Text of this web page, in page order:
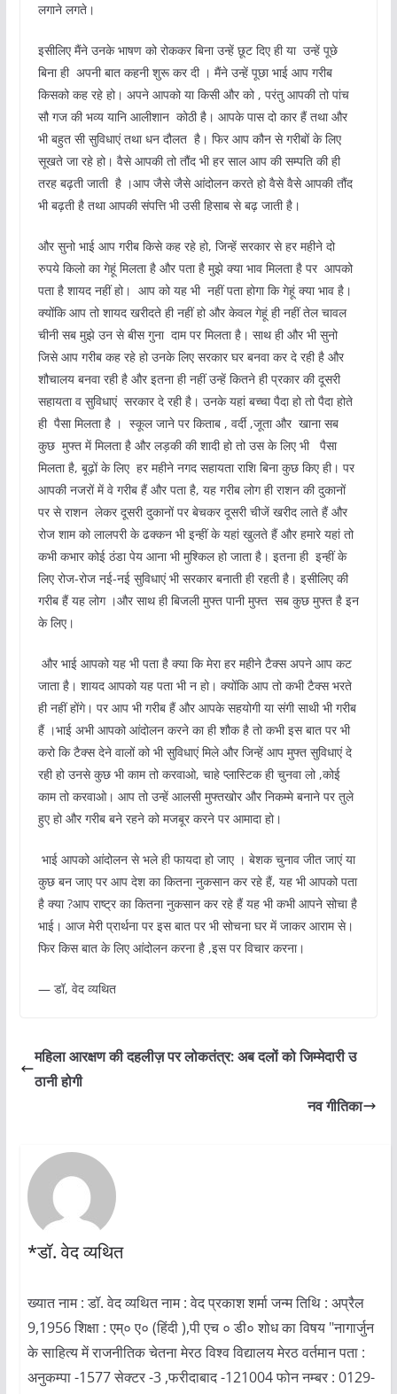
लगाने लगते।
इसीलिए मैंने उनके भाषण को रोककर बिना उन्हें छूट दिए ही या उन्हें पूछे
बिना ही अपनी बात कहनी शुरू कर दी । मैंने उन्हें पूछा भाई आप गरीब
किसको कह रहे हो। अपने आपको या किसी और को , परंतु आपकी तो पांच
सौ गज की भव्य यानि आलीशान कोठी है। आपके पास दो कार हैं तथा और
भी बहुत सी सुविधाएं तथा धन दौलत है। फिर आप कौन से गरीबों के लिए
सूखते जा रहे हो। वैसे आपकी तो तौंद भी हर साल आप की सम्पति की ही
तरह बढ़ती जाती है ।आप जैसे जैसे आंदोलन करते हो वैसे वैसे आपकी तौंद
भी बढ़ती है तथा आपकी संपत्ति भी उसी हिसाब से बढ़ जाती है।
और सुनो भाई आप गरीब किसे कह रहे हो, जिन्हें सरकार से हर महीने दो
रुपये किलो का गेहूं मिलता है और पता है मुझे क्या भाव मिलता है पर आपको
पता है शायद नहीं हो। आप को यह भी नहीं पता होगा कि गेहूं क्या भाव है।
क्योंकि आप तो शायद खरीदते ही नहीं हो और केवल गेहूं ही नहीं तेल चावल
चीनी सब मुझे उन से बीस गुना दाम पर मिलता है। साथ ही और भी सुनो
जिसे आप गरीब कह रहे हो उनके लिए सरकार घर बनवा कर दे रही है और
शौचालय बनवा रही है और इतना ही नहीं उन्हें कितने ही प्रकार की दूसरी
सहायता व सुविधाएं सरकार दे रही है। उनके यहां बच्चा पैदा हो तो पैदा होते
ही पैसा मिलता है । स्कूल जाने पर किताब , वर्दी ,जूता और खाना सब
कुछ मुफ्त में मिलता है और लड़की की शादी हो तो उस के लिए भी पैसा
मिलता है, बूढ़ों के लिए हर महीने नगद सहायता राशि बिना कुछ किए ही। पर
आपकी नजरों में वे गरीब हैं और पता है, यह गरीब लोग ही राशन की दुकानों
पर से राशन लेकर दूसरी दुकानों पर बेचकर दूसरी चीजें खरीद लाते हैं और
रोज शाम को लालपरी के ढक्कन भी इन्हीं के यहां खुलते हैं और हमारे यहां तो
कभी कभार कोई ठंडा पेय आना भी मुश्किल हो जाता है। इतना ही इन्हीं के
लिए रोज-रोज नई-नई सुविधाएं भी सरकार बनाती ही रहती है। इसीलिए की
गरीब हैं यह लोग ।और साथ ही बिजली मुफ्त पानी मुफ्त सब कुछ मुफ्त है इन
के लिए।
और भाई आपको यह भी पता है क्या कि मेरा हर महीने टैक्स अपने आप कट
जाता है। शायद आपको यह पता भी न हो। क्योंकि आप तो कभी टैक्स भरते
ही नहीं होंगे। पर आप भी गरीब हैं और आपके सहयोगी या संगी साथी भी गरीब
हैं ।भाई अभी आपको आंदोलन करने का ही शौक है तो कभी इस बात पर भी
करो कि टैक्स देने वालों को भी सुविधाएं मिले और जिन्हें आप मुफ्त सुविधाएं दे
रही हो उनसे कुछ भी काम तो करवाओ, चाहे प्लास्टिक ही चुनवा लो ,कोई
काम तो करवाओ। आप तो उन्हें आलसी मुफ्तखोर और निकम्मे बनाने पर तुले
हुए हो और गरीब बने रहने को मजबूर करने पर आमादा हो।
भाई आपको आंदोलन से भले ही फायदा हो जाए । बेशक चुनाव जीत जाएं या
कुछ बन जाए पर आप देश का कितना नुकसान कर रहे हैं, यह भी आपको पता
है क्या ?आप राष्ट्र का कितना नुकसान कर रहे हैं यह भी कभी आपने सोचा है
भाई। आज मेरी प्रार्थना पर इस बात पर भी सोचना घर में जाकर आराम से।
फिर किस बात के लिए आंदोलन करना है ,इस पर विचार करना।
— डॉ, वेद व्यथित
महिला आरक्षण की दहलीज़ पर लोकतंत्र: अब दलों को जिम्मेदारी उ
ठानी होगी
नव गीतिका
*डॉ. वेद व्यथित
ख्यात नाम : डॉ. वेद व्यथित नाम : वेद प्रकाश शर्मा जन्म तिथि : अप्रैल
9,1956 शिक्षा : एम्० ए० (हिंदी ),पी एच ० डी० शोध का विषय "नागार्जुन
के साहित्य में राजनीतिक चेतना मेरठ विश्व विद्यालय मेरठ वर्तमान पता :
अनुकम्पा -1577 सेक्टर -3 ,फरीदाबाद -121004 फोन नम्बर : 0129-